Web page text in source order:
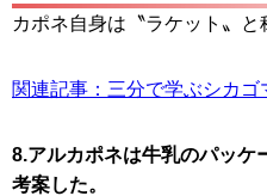
カポネ自身は〝ラケット〟と
関連記事：三分で学ぶシカゴ
8.アルカポネは牛乳のパッケ
考案した。